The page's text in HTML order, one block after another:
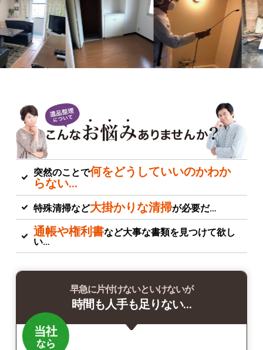
突然のことで何をどうしていいのかわか
らない…
特殊清掃など大掛かりな清掃が必要だ…
通帳や権利書など大事な書類を見つけて欲し
い…
早急に片付けないといけないが
時間も人手も足りない…